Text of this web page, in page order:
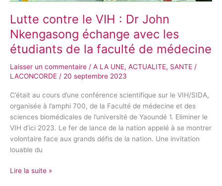
Lutte contre le VIH : Dr John
Nkengasong échange avec les
étudiants de la faculté de médecine
Laisser un commentaire / A LA UNE, ACTUALITE, SANTE /
LACONCORDE / 20 septembre 2023
C’était au cours d’une conférence scientifique sur le VIH/SIDA,
organisée à l’amphi 700, de la Faculté de médecine et des
sciences biomédicales de l’université de Yaoundé 1. Eliminer le
VIH d’ici 2023. Le fer de lance de la nation appelé à se montrer
volontaire face aux grands défis de la nation. Une invitation
louable du
de
médecine
Lire la suite »